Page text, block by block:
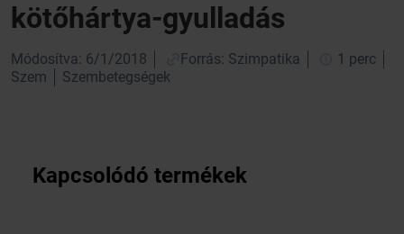
kötőhártya-gyulladás
Módosítva: 6/1/2018 Forrás: Szimpatika
1 perc
Szem
Szembetegségek
Kapcsolódó termékek